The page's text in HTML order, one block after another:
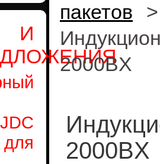
И
пакетов
2000BX
2000BX